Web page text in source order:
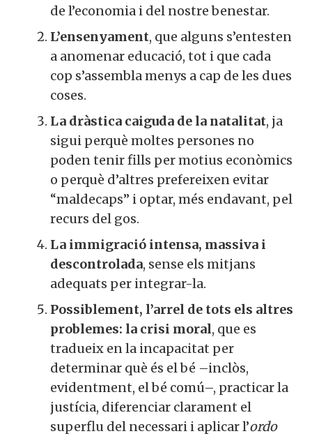
de l’economia i del nostre benestar.
L’ensenyament, que alguns s’entesten
a anomenar educació, tot i que cada
cop s’assembla menys a cap de les dues
coses.
La dràstica caiguda de la natalitat, ja
sigui perquè moltes persones no
poden tenir fills per motius econòmics
o perquè d’altres prefereixen evitar
“maldecaps” i optar, més endavant, pel
recurs del gos.
La immigració intensa, massiva i
descontrolada, sense els mitjans
adequats per integrar-la.
Possiblement, l’arrel de tots els altres
problemes: la crisi moral, que es
tradueix en la incapacitat per
determinar què és el bé –inclòs,
evidentment, el bé comú–, practicar la
justícia, diferenciar clarament el
superflu del necessari i aplicar l’ordo